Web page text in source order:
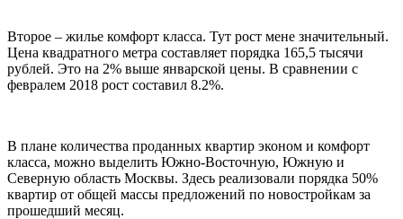
Второе – жилье комфорт класса. Тут рост мене значительный.
Цена квадратного метра составляет порядка 165,5 тысячи
рублей. Это на 2% выше январской цены. В сравнении с
февралем 2018 рост составил 8.2%.
В плане количества проданных квартир эконом и комфорт
класса, можно выделить Южно-Восточную, Южную и
Северную область Москвы. Здесь реализовали порядка 50%
квартир от общей массы предложений по новостройкам за
прошедший месяц.